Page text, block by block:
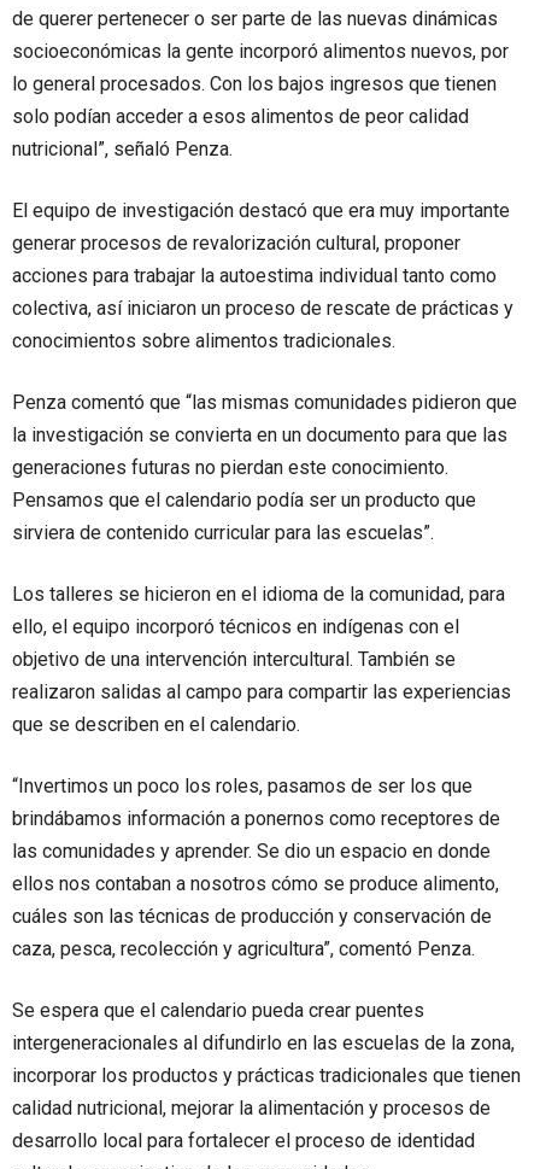
de querer pertenecer o ser parte de las nuevas dinámicas
socioeconómicas la gente incorporó alimentos nuevos, por
lo general procesados. Con los bajos ingresos que tienen
solo podían acceder a esos alimentos de peor calidad
nutricional”, señaló Penza.
El equipo de investigación destacó que era muy importante
generar procesos de revalorización cultural, proponer
acciones para trabajar la autoestima individual tanto como
colectiva, así iniciaron un proceso de rescate de prácticas y
conocimientos sobre alimentos tradicionales.
Penza comentó que “las mismas comunidades pidieron que
la investigación se convierta en un documento para que las
generaciones futuras no pierdan este conocimiento.
Pensamos que el calendario podía ser un producto que
sirviera de contenido curricular para las escuelas”.
Los talleres se hicieron en el idioma de la comunidad, para
ello, el equipo incorporó técnicos en indígenas con el
objetivo de una intervención intercultural. También se
realizaron salidas al campo para compartir las experiencias
que se describen en el calendario.
“Invertimos un poco los roles, pasamos de ser los que
brindábamos información a ponernos como receptores de
las comunidades y aprender. Se dio un espacio en donde
ellos nos contaban a nosotros cómo se produce alimento,
cuáles son las técnicas de producción y conservación de
caza, pesca, recolección y agricultura”, comentó Penza.
Se espera que el calendario pueda crear puentes
intergeneracionales al difundirlo en las escuelas de la zona,
incorporar los productos y prácticas tradicionales que tienen
calidad nutricional, mejorar la alimentación y procesos de
desarrollo local para fortalecer el proceso de identidad